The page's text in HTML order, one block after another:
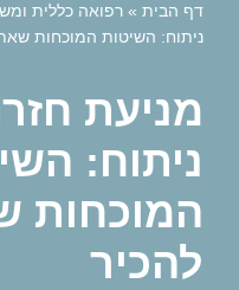
דף הבית » רפואה כללית
ניתוח: השיטות המוכחות
מניעת
ניתוח:
המוכחות
להכיר